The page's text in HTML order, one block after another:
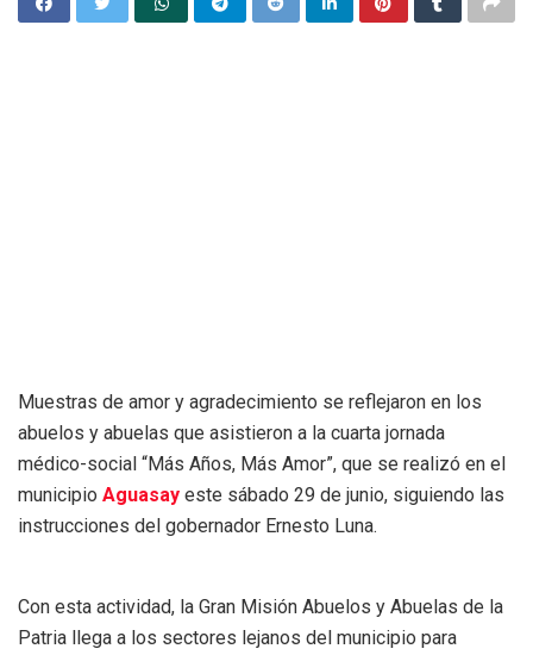
Muestras de amor y agradecimiento se reflejaron en los
abuelos y abuelas que asistieron a la cuarta jornada
médico-social “Más Años, Más Amor”, que se realizó en el
municipio Aguasay este sábado 29 de junio, siguiendo las
instrucciones del gobernador Ernesto Luna.
Con esta actividad, la Gran Misión Abuelos y Abuelas de la
Patria llega a los sectores lejanos del municipio para